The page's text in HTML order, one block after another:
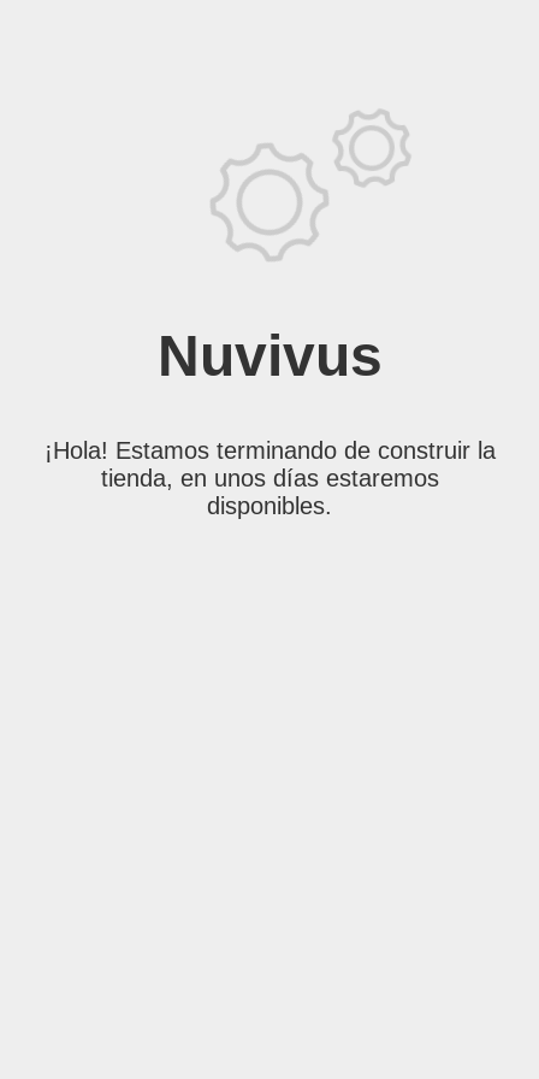
Nuvivus
¡Hola! Estamos terminando de construir la
tienda, en unos días estaremos
disponibles.